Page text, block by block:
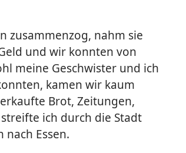
zusammenzog, nahm sie
und wir konnten von
meine Geschwister und ich
kamen wir kaum
Brot, Zeitungen,
ich durch die Stadt
Essen.